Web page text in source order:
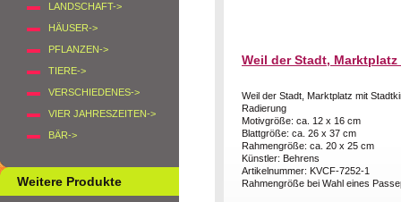
LANDSCHAFT->
HÄUSER->
PFLANZEN->
TIERE->
VERSCHIEDENES->
VIER JAHRESZEITEN->
BÄR->
Weitere Produkte
Weil der Stadt,
Weil der Stadt, Marktplatz mit
Radierung
Motivgröße: ca. 12 x 16 cm
Blattgröße: ca. 26 x 37 cm
Rahmengröße: ca. 20 x 25 cm
Künstler: Behrens
Artikelnummer: KVCF-7252-1
Rahmengröße bei Wahl eines